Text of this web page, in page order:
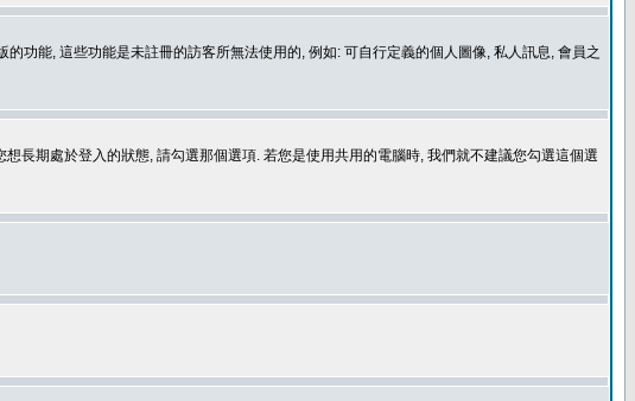
功能, 這些功能是未註冊的訪客所無法使用的, 例如: 可自行定義的個人圖像, 私人訊息, 會員之
長期處於登入的狀態, 請勾選那個選項. 若您是使用共用的電腦時, 我們就不建議您勾選這個選